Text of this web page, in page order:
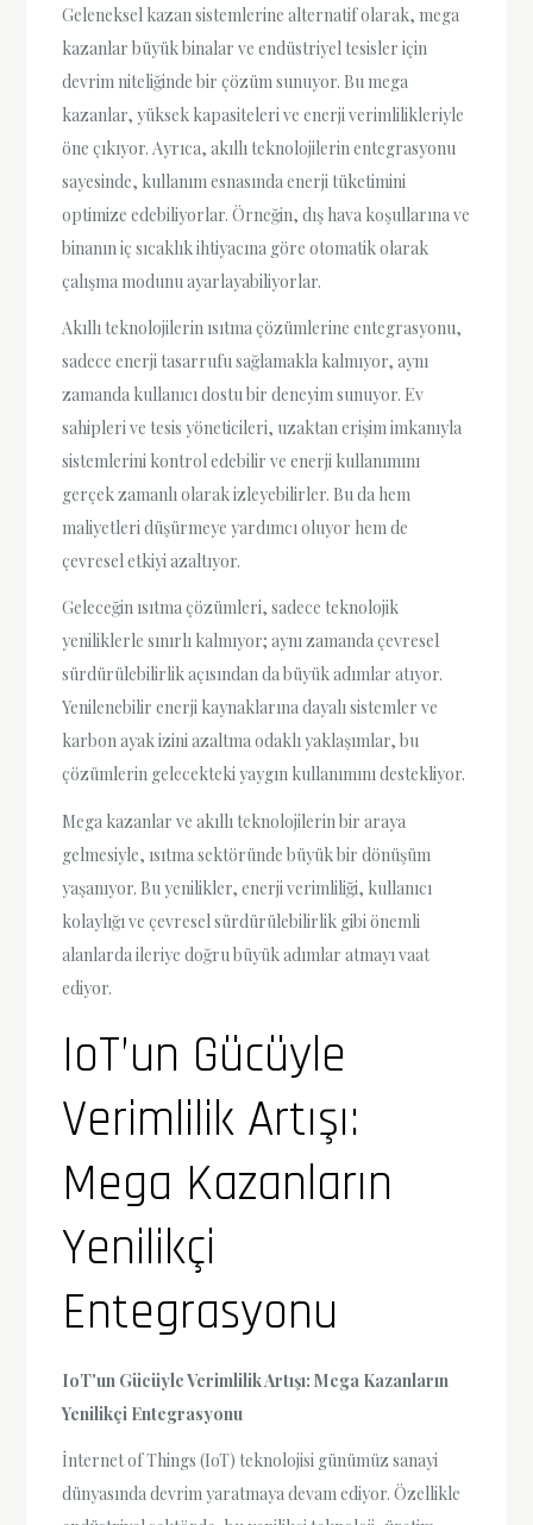
Geleneksel kazan sistemlerine alternatif olarak, mega
kazanlar büyük binalar ve endüstriyel tesisler için
devrim niteliğinde bir çözüm sunuyor. Bu mega
kazanlar, yüksek kapasiteleri ve enerji verimlilikleriyle
öne çıkıyor. Ayrıca, akıllı teknolojilerin entegrasyonu
sayesinde, kullanım esnasında enerji tüketimini
optimize edebiliyorlar. Örneğin, dış hava koşullarına ve
binanın iç sıcaklık ihtiyacına göre otomatik olarak
çalışma modunu ayarlayabiliyorlar.
Akıllı teknolojilerin ısıtma çözümlerine entegrasyonu,
sadece enerji tasarrufu sağlamakla kalmıyor, aynı
zamanda kullanıcı dostu bir deneyim sunuyor. Ev
sahipleri ve tesis yöneticileri, uzaktan erişim imkanıyla
sistemlerini kontrol edebilir ve enerji kullanımını
gerçek zamanlı olarak izleyebilirler. Bu da hem
maliyetleri düşürmeye yardımcı oluyor hem de
çevresel etkiyi azaltıyor.
Geleceğin ısıtma çözümleri, sadece teknolojik
yeniliklerle sınırlı kalmıyor; aynı zamanda çevresel
sürdürülebilirlik açısından da büyük adımlar atıyor.
Yenilenebilir enerji kaynaklarına dayalı sistemler ve
karbon ayak izini azaltma odaklı yaklaşımlar, bu
çözümlerin gelecekteki yaygın kullanımını destekliyor.
Mega kazanlar ve akıllı teknolojilerin bir araya
gelmesiyle, ısıtma sektöründe büyük bir dönüşüm
yaşanıyor. Bu yenilikler, enerji verimliliği, kullanıcı
kolaylığı ve çevresel sürdürülebilirlik gibi önemli
alanlarda ileriye doğru büyük adımlar atmayı vaat
ediyor.
IoT’un Gücüyle
Verimlilik Artışı:
Mega Kazanların
Yenilikçi
Entegrasyonu
IoT'un Gücüyle Verimlilik Artışı: Mega Kazanların
Yenilikçi Entegrasyonu
İnternet of Things (IoT) teknolojisi günümüz sanayi
dünyasında devrim yaratmaya devam ediyor. Özellikle